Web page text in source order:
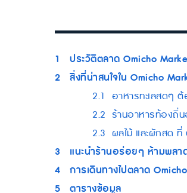
1
ประวัติตลาด Omicho
2 สิ่งที่น่าสนใจใน Omicho
2.1 อาหารทะเลสดๆ
2.2 ร้านอาหารท้องถิ่
2.3 ผลไม้ และผักสด
3
แนะนำร้านอร่อยๆ ห้ามพล
4 การเดินทางไปตลาด
5 ตารางข้อมูล